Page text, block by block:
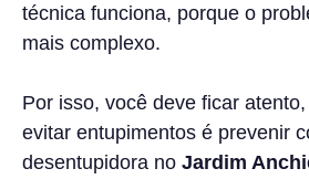
técnica funciona, porque o
mais complexo.
Por isso, você deve ficar
evitar entupimentos é prevenir
desentupidora no Jardim